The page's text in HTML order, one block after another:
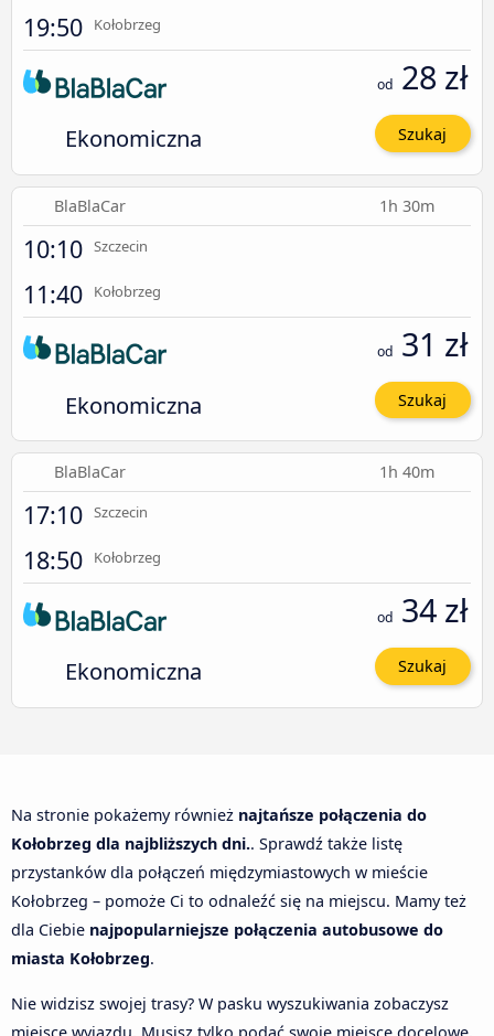
19:50 Kołobrzeg
Ekonomiczna
od 28 zł
Szukaj
BlaBlaCar 1h 30m
10:10 Szczecin
11:40 Kołobrzeg
Ekonomiczna
od 31 zł
Szukaj
BlaBlaCar 1h 40m
17:10 Szczecin
18:50 Kołobrzeg
Ekonomiczna
od 34 zł
Szukaj
Na stronie pokażemy również najtańsze połączenia do
Kołobrzeg dla najbliższych dni.. Sprawdź także listę
przystanków dla połączeń międzymiastowych w mieście
Kołobrzeg – pomoże Ci to odnaleźć się na miejscu. Mamy też
dla Ciebie najpopularniejsze połączenia autobusowe do
miasta Kołobrzeg.
Nie widzisz swojej trasy? W pasku wyszukiwania zobaczysz